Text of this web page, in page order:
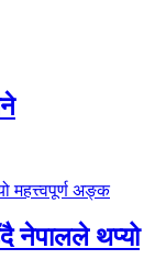
नेपालले थप्यो